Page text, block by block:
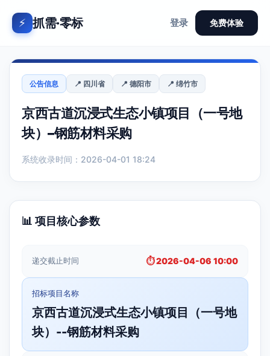
⚡ 抓需·零标 登录 免费体验
公告信息 📍 四川省 📍 德阳市 📍 绵竹市
京西古道沉浸式生态小镇项目（一号地
块）–钢筋材料采购
系统收录时间：2026-04-01 18:24
📊 项目核心参数
递交截止时间 ⏱️ 2026-04-06 10:00
招标项目名称
京西古道沉浸式生态小镇项目（一号地
块）--钢筋材料采购